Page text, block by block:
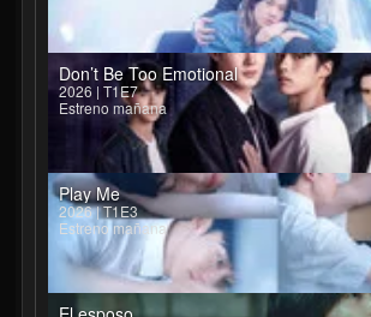
Don’t Be Too Emotional
2026 | T1E7
Estreno mañana
Play Me
2026 | T1E3
Estreno mañana